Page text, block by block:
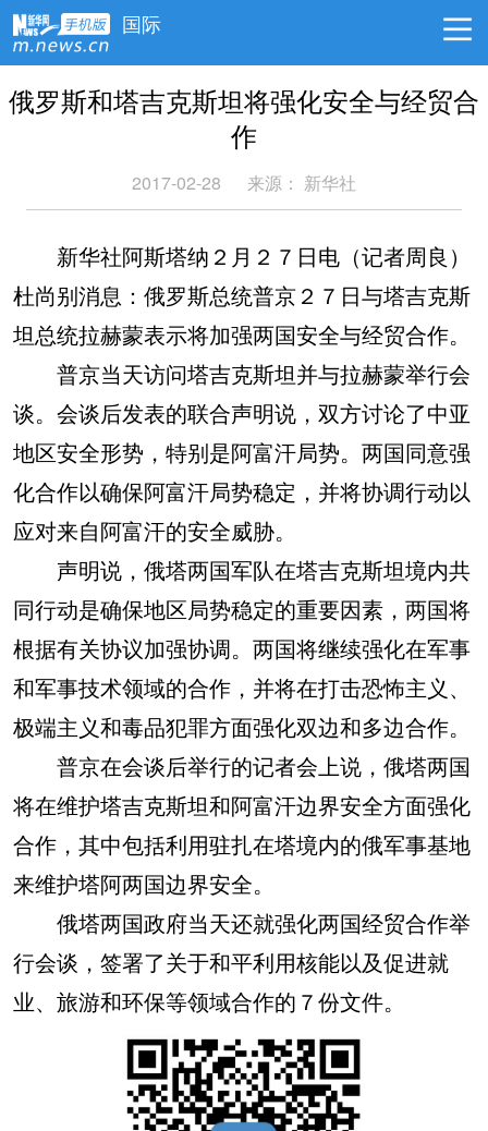
国际
俄罗斯和塔吉克斯坦将强化安全与经贸合
作
2017-02-28 来源： 新华社
新华社阿斯塔纳２月２７日电（记者周良）
杜尚别消息：俄罗斯总统普京２７日与塔吉克斯
坦总统拉赫蒙表示将加强两国安全与经贸合作。
普京当天访问塔吉克斯坦并与拉赫蒙举行会
谈。会谈后发表的联合声明说，双方讨论了中亚
地区安全形势，特别是阿富汗局势。两国同意强
化合作以确保阿富汗局势稳定，并将协调行动以
应对来自阿富汗的安全威胁。
声明说，俄塔两国军队在塔吉克斯坦境内共
同行动是确保地区局势稳定的重要因素，两国将
根据有关协议加强协调。两国将继续强化在军事
和军事技术领域的合作，并将在打击恐怖主义、
极端主义和毒品犯罪方面强化双边和多边合作。
普京在会谈后举行的记者会上说，俄塔两国
将在维护塔吉克斯坦和阿富汗边界安全方面强化
合作，其中包括利用驻扎在塔境内的俄军事基地
来维护塔阿两国边界安全。
俄塔两国政府当天还就强化两国经贸合作举
行会谈，签署了关于和平利用核能以及促进就
业、旅游和环保等领域合作的７份文件。